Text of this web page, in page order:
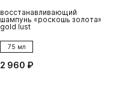
восстанавливающий
шампунь «роскошь золота»
gold lust
75 мл
2 960 ₽